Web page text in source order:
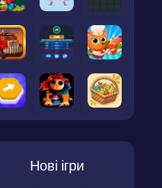
Нові ігри